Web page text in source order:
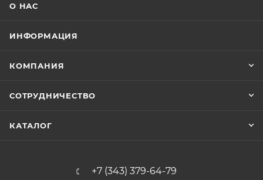
О НАС
ИНФОРМАЦИЯ
КОМПАНИЯ
СОТРУДНИЧЕСТВО
КАТАЛОГ
+7 (343) 379-64-79